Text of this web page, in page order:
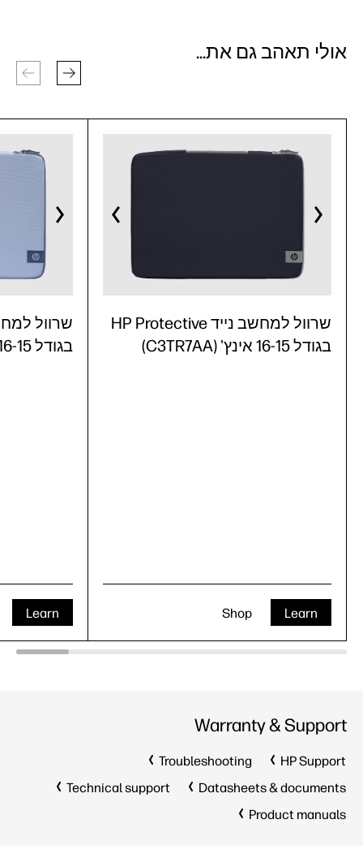
אולי תאהב גם את...
בגודל 16-15 אינץ' (C3TR6AA)
Learn
שרוול למחשב נייד HP Protective
בגודל 16-15 אינץ' (C3TR7AA)
Learn
Shop
Warranty & Support
HP Support
Troubleshooting
Datasheets & documents
Technical support
Product manuals